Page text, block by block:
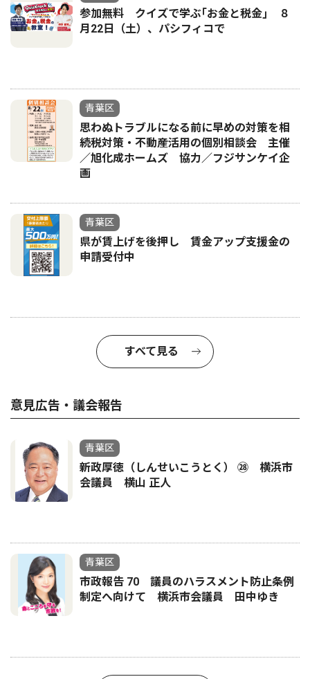
参加無料 クイズで学ぶ｢お金と税金｣ ８
月22日（土）、パシフィコで
青葉区
思わぬトラブルになる前に早めの対策を相
続税対策・不動産活用の個別相談会 主催
／旭化成ホームズ 協力／フジサンケイ企
画
青葉区
県が賃上げを後押し 賃金アップ支援金の
申請受付中
すべて見る
意見広告・議会報告
青葉区
新政厚徳（しんせいこうとく） ㉘ 横浜市
会議員 横山 正人
青葉区
市政報告 70 議員のハラスメント防止条例
制定へ向けて 横浜市会議員 田中ゆき